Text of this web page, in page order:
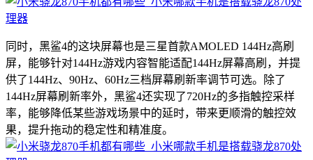
同时，黑鲨4的这块屏幕也是三星首款AMOLED 144Hz高刷
屏，能够针对144Hz游戏内容智能适配144Hz屏幕高刷，并提
供了144Hz、90Hz、60Hz三档屏幕刷新率调节可选。除了
144Hz屏幕刷新率外，黑鲨4还实现了720Hz的多指触控采样
率，能够降低某些游戏场景中的延时，带来更顺滑的触控效
果，提升拖动的稳定性和精准度。